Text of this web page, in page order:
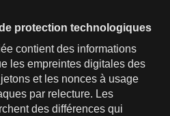
protection technologiques
contient des informations
les empreintes digitales des
et les nonces à usage
par relecture. Les
des différences qui